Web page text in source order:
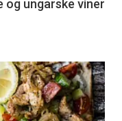
og ungarske viner